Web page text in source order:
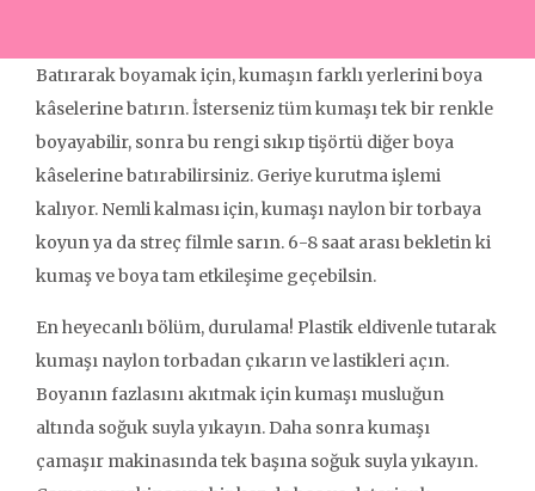
Batırarak boyamak için, kumaşın farklı yerlerini boya
kâselerine batırın. İsterseniz tüm kumaşı tek bir renkle
boyayabilir, sonra bu rengi sıkıp tişörtü diğer boya
kâselerine batırabilirsiniz. Geriye kurutma işlemi
kalıyor. Nemli kalması için, kumaşı naylon bir torbaya
koyun ya da streç filmle sarın. 6-8 saat arası bekletin ki
kumaş ve boya tam etkileşime geçebilsin.
En heyecanlı bölüm, durulama! Plastik eldivenle tutarak
kumaşı naylon torbadan çıkarın ve lastikleri açın.
Boyanın fazlasını akıtmak için kumaşı musluğun
altında soğuk suyla yıkayın. Daha sonra kumaşı
çamaşır makinasında tek başına soğuk suyla yıkayın.